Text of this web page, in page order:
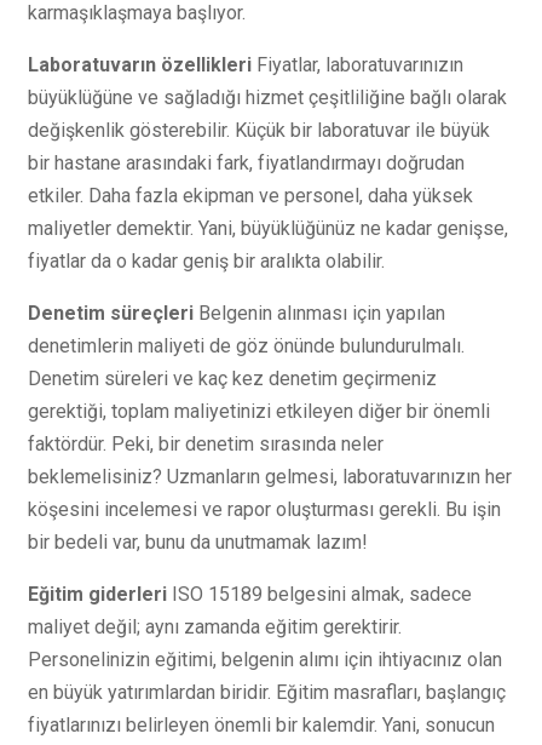
karmaşıklaşmaya başlıyor.
Laboratuvarın özellikleri Fiyatlar, laboratuvarınızın
büyüklüğüne ve sağladığı hizmet çeşitliliğine bağlı olarak
değişkenlik gösterebilir. Küçük bir laboratuvar ile büyük
bir hastane arasındaki fark, fiyatlandırmayı doğrudan
etkiler. Daha fazla ekipman ve personel, daha yüksek
maliyetler demektir. Yani, büyüklüğünüz ne kadar genişse,
fiyatlar da o kadar geniş bir aralıkta olabilir.
Denetim süreçleri Belgenin alınması için yapılan
denetimlerin maliyeti de göz önünde bulundurulmalı.
Denetim süreleri ve kaç kez denetim geçirmeniz
gerektiği, toplam maliyetinizi etkileyen diğer bir önemli
faktördür. Peki, bir denetim sırasında neler
beklemelisiniz? Uzmanların gelmesi, laboratuvarınızın her
köşesini incelemesi ve rapor oluşturması gerekli. Bu işin
bir bedeli var, bunu da unutmamak lazım!
Eğitim giderleri ISO 15189 belgesini almak, sadece
maliyet değil; aynı zamanda eğitim gerektirir.
Personelinizin eğitimi, belgenin alımı için ihtiyacınız olan
en büyük yatırımlardan biridir. Eğitim masrafları, başlangıç
fiyatlarınızı belirleyen önemli bir kalemdir. Yani, sonucun